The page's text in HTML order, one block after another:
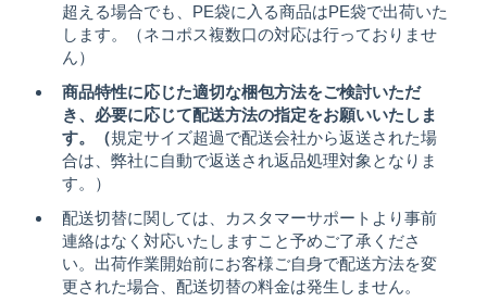
超える場合でも、PE袋に入る商品はPE袋で出荷いた
します。（ネコポス複数口の対応は行っておりませ
ん）
商品特性に応じた適切な梱包方法をご検討いただ
き、必要に応じて配送方法の指定をお願いいたしま
す。（規定サイズ超過で配送会社から返送された場
合は、弊社に自動で返送され返品処理対象となりま
す。）
配送切替に関しては、カスタマーサポートより事前
連絡はなく対応いたしますこと予めご了承くださ
い。出荷作業開始前にお客様ご自身で配送方法を変
更された場合、配送切替の料金は発生しません。